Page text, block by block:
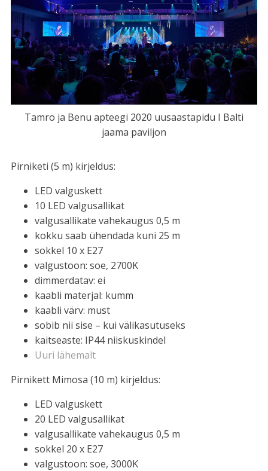
Tamro ja Benu apteegi 2020 uusaastapidu I Balti
jaama paviljon
Pirniketi (5 m) kirjeldus:
LED valguskett
10 LED valgusallikat
valgusallikate vahekaugus 0,5 m
kokku saab ühendada kuni 25 m
sokkel 10 x E27
valgustoon: soe, 2700K
dimmerdatav: ei
kaabli materjal: kumm
kaabli värv: must
sobib nii sise – kui välikasutuseks
kaitseaste: IP44 niiskuskindel
Uuri lähemalt
Pirnikett Mimosa (10 m) kirjeldus:
LED valguskett
20 LED valgusallikat
valgusallikate vahekaugus 0,5 m
sokkel 20 x E27
valgustoon: soe, 3000K